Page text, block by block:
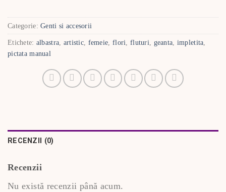
Categorie:Genti si accesorii
Etichete: albastra, artistic, femeie, flori, fluturi, geanta, impletita,
pictata manual
RECENZII (0)
Recenzii
Nu există recenzii până acum.